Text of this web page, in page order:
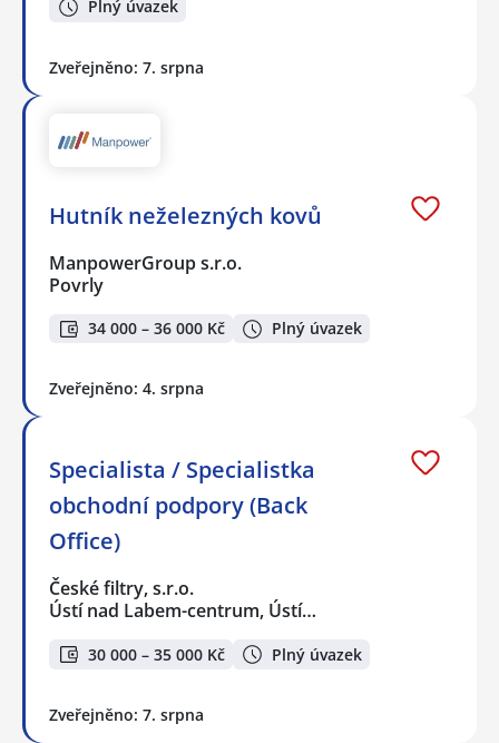
Plný úvazek
Zveřejněno: 7. srpna
Hutník neželezných kovů
ManpowerGroup s.r.o.
Povrly
34 000 – 36 000 Kč Plný úvazek
Zveřejněno: 4. srpna
Specialista / Specialistka
obchodní podpory (Back
Office)
České filtry, s.r.o.
Ústí nad Labem-centrum, Ústí…
30 000 – 35 000 Kč Plný úvazek
Zveřejněno: 7. srpna